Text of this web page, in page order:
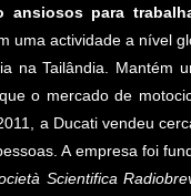
ansiosos para
uma actividade a nível
na Tailândia. Mantém
o mercado de
a Ducati vendeu
A empresa foi
Scientifica